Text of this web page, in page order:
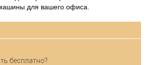
для вашего офиса.
бесплатно?